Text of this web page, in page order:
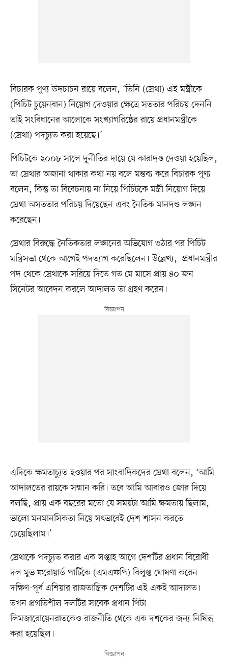
বিচারক পুণ্য উদচাচন রায়ে বলেন, ‘তিনি (স্রেথা) এই মন্ত্রীকে
(পিচিট চুয়েনবান) নিয়োগ দেওয়ার ক্ষেত্রে সততার পরিচয় দেননি।
তাই সংবিধানের আলোকে সংখ্যাগরিষ্ঠের রায়ে প্রধানমন্ত্রীকে
(স্রেথা) পদচ্যুত করা হয়েছে।’
পিচিটকে ২০০৮ সালে দুর্নীতির দায়ে যে কারাদণ্ড দেওয়া হয়েছিল,
তা স্রেথার অজানা থাকার কথা নয় বলে মন্তব্য করে বিচারক পুণ্য
বলেন, কিন্তু তা বিবেচনায় না নিয়ে পিচিটকে মন্ত্রী নিয়োগ দিয়ে
স্রেথা অসততার পরিচয় দিয়েছেন এবং নৈতিক মানদণ্ড লঙ্ঘন
করেছেন।
স্রেথার বিরুদ্ধে নৈতিকতার লঙ্ঘনের অভিযোগ ওঠার পর পিচিট
মন্ত্রিসভা থেকে আগেই পদত্যাগ করেছিলেন। উল্লেখ্য, প্রধানমন্ত্রীর
পদ থেকে স্রেথাকে সরিয়ে দিতে গত মে মাসে প্রায় ৪০ জন
সিনেটর আবেদন করলে আদালত তা গ্রহণ করেন।
এদিকে ক্ষমতাচ্যুত হওয়ার পর সাংবাদিকদের স্রেথা বলেন, ‘আমি
আদালতের রায়কে সম্মান করি। তবে আমি আবারও জোর দিয়ে
বলছি, প্রায় এক বছরের মতো যে সময়টা আমি ক্ষমতায় ছিলাম,
ভালো মনমানসিকতা নিয়ে সৎভাবেই দেশ শাসন করতে
চেয়েছিলাম।’
স্রেথাকে পদচ্যুত করার এক সপ্তাহ আগে দেশটির প্রধান বিরোধী
দল মুভ ফরোয়ার্ড পার্টিকে (এমএফপি) বিলুপ্ত ঘোষণা করেন
দক্ষিণ-পূর্ব এশিয়ার রাজতান্ত্রিক দেশটির এই একই আদালত।
তখন প্রগতিশীল দলটির সাবেক প্রধান পিটা
লিমজারোয়েনরাতকেও রাজনীতি থেকে এক দশকের জন্য নিষিদ্ধ
করা হয়েছিল।